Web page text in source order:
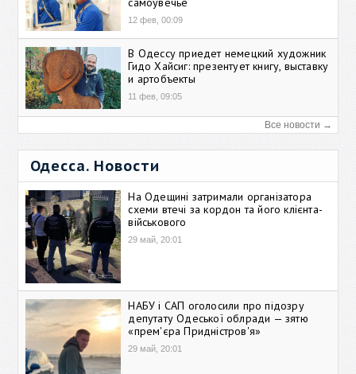
12 фев, 00:09
В Одессу приедет немецкий художник
Гидо Хайсиг: презентует книгу, выставку
и артобъекты
11 фев, 09:05
Все новости →
Одесса. Новости
На Одещині затримали організатора
схеми втечі за кордон та його клієнта-
військового
29 май, 20:01
НАБУ і САП оголосили про підозру
депутату Одеської облради — зятю
«прем'єра Придністров'я»
29 май, 20:01